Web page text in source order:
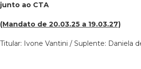
junto ao CTA
(Mandato de 20.03.25 a 19.03.27)
Titular: Ivone Vantini / Suplente: Daniela